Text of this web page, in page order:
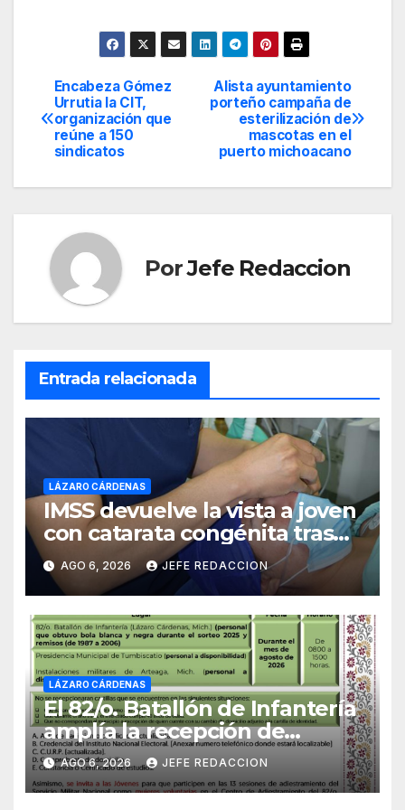
Navegación
de
Alista ayuntamiento
porteño campaña de
esterilización de
mascotas en el
puerto michoacano
Encabeza Gómez
Urrutia la CIT,
organización que
reúne a 150
sindicatos
PorJefe Redaccion
Entrada relacionada
LÁZARO CÁRDENAS
IMSS devuelve la vista a joven
con catarata congénita tras
23 años de limitación visual
AGO 6, 2026 JEFE REDACCION
LÁZARO CÁRDENAS
El 82/o. Batallón de Infantería
amplía la recepción de
documentos para obtener La
Catilla del Servicio Militar
Nacional
AGO 6, 2026 JEFE REDACCION